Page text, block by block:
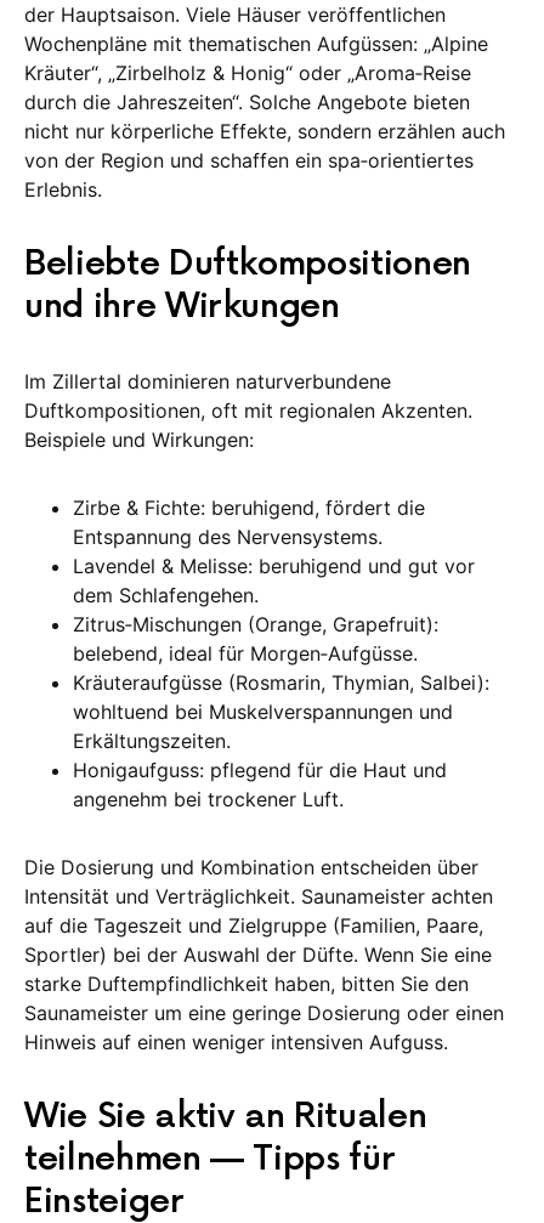
der Hauptsaison. Viele Häuser veröffentlichen
Wochenpläne mit thematischen Aufgüssen: „Alpine
Kräuter“, „Zirbelholz & Honig“ oder „Aroma‑Reise
durch die Jahreszeiten“. Solche Angebote bieten
nicht nur körperliche Effekte, sondern erzählen auch
von der Region und schaffen ein spa‑orientiertes
Erlebnis.
Beliebte Duftkompositionen
und ihre Wirkungen
Im Zillertal dominieren naturverbundene
Duftkompositionen, oft mit regionalen Akzenten.
Beispiele und Wirkungen:
Zirbe & Fichte: beruhigend, fördert die
Entspannung des Nervensystems.
Lavendel & Melisse: beruhigend und gut vor
dem Schlafengehen.
Zitrus‑Mischungen (Orange, Grapefruit):
belebend, ideal für Morgen‑Aufgüsse.
Kräuteraufgüsse (Rosmarin, Thymian, Salbei):
wohltuend bei Muskelverspannungen und
Erkältungszeiten.
Honigaufguss: pflegend für die Haut und
angenehm bei trockener Luft.
Die Dosierung und Kombination entscheiden über
Intensität und Verträglichkeit. Saunameister achten
auf die Tageszeit und Zielgruppe (Familien, Paare,
Sportler) bei der Auswahl der Düfte. Wenn Sie eine
starke Duftempfindlichkeit haben, bitten Sie den
Saunameister um eine geringe Dosierung oder einen
Hinweis auf einen weniger intensiven Aufguss.
Wie Sie aktiv an Ritualen
teilnehmen — Tipps für
Einsteiger